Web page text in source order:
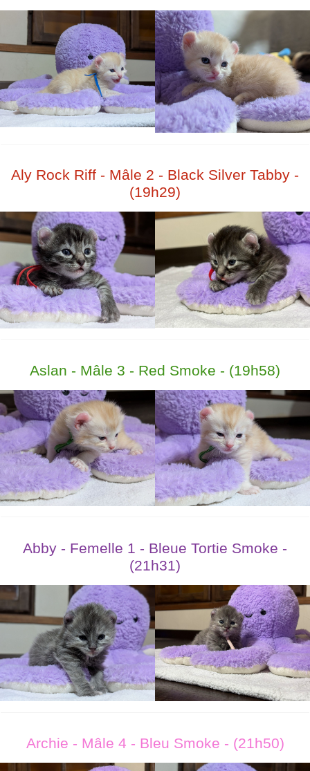
Aly Rock Riff - Mâle 2 - Black Silver Tabby -
(19h29)
Aslan - Mâle 3 - Red Smoke - (19h58)
Abby - Femelle 1 - Bleue Tortie Smoke -
(21h31)
Archie - Mâle 4 - Bleu Smoke - (21h50)